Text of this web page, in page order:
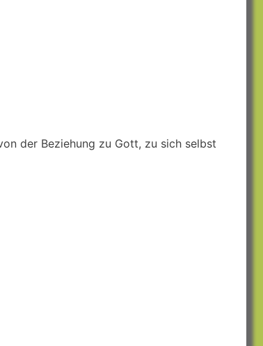
der Beziehung zu Gott, zu sich selbst